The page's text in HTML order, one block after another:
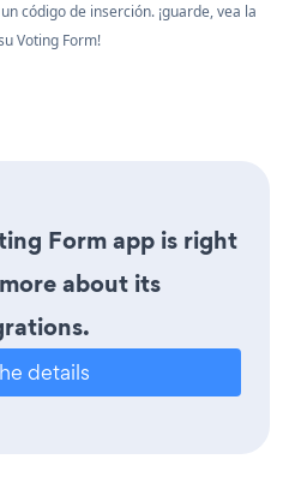
código de inserción. ¡guarde, vea la
Voting Form!
Form app is right
about its
details